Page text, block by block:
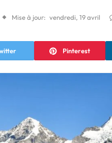
Mise à jour: vendredi, 19 avril
Pinterest